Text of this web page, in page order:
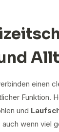
einen
Funktion.
und
wenn viel